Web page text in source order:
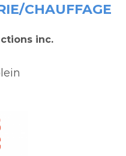
CHAUFFAGE
inc.